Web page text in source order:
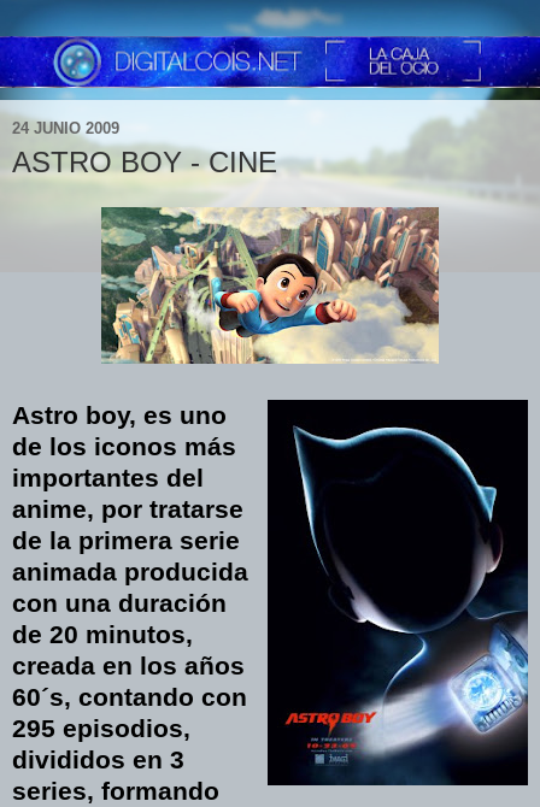
24 JUNIO 2009
ASTRO BOY - CINE
Astro boy, es uno
de los iconos más
importantes del
anime, por tratarse
de la primera serie
animada producida
con una duración
de 20 minutos,
creada en los años
60´s, contando con
295 episodios,
divididos en 3
series, formando